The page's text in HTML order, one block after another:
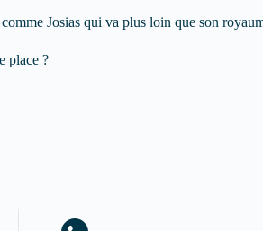
Josias qui va plus loin que son
place ?